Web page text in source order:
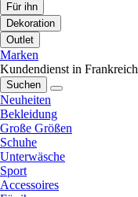
Für ihn
Dekoration
Outlet
Marken
Kundendienst in Frankreich
Suchen
Neuheiten
Bekleidung
Große Größen
Schuhe
Unterwäsche
Sport
Accessoires